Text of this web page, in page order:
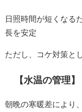
日照時間が短くなる
長を安定
ただし、コケ対策と
【水温の管理】
朝晩の寒暖差により